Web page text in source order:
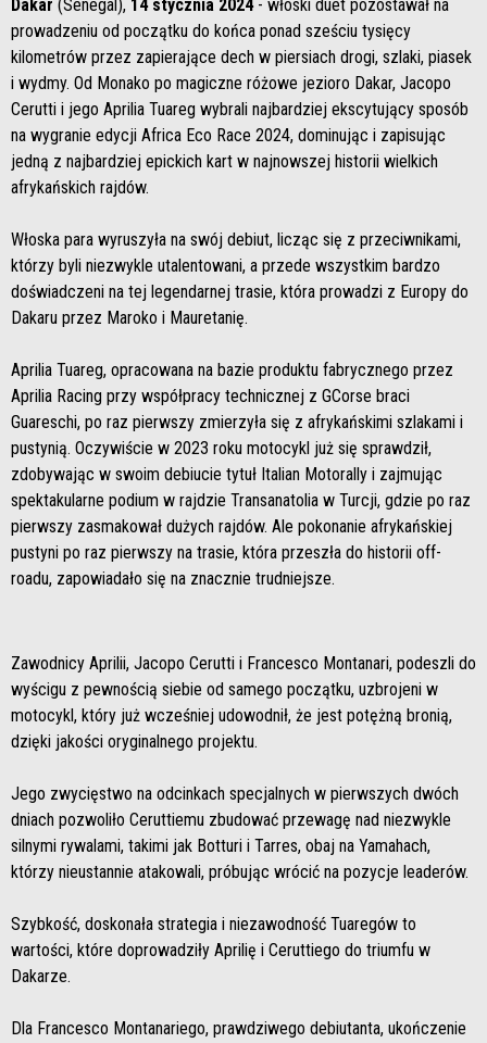
Dakar (Senegal), 14 stycznia 2024- włoski duet pozostawał na
prowadzeniu od początku do końca ponad sześciu tysięcy
kilometrów przez zapierające dech w piersiach drogi, szlaki, piasek
i wydmy. Od Monako po magiczne różowe jezioro Dakar, Jacopo
Cerutti i jego Aprilia Tuareg wybrali najbardziej ekscytujący sposób
na wygranie edycji Africa Eco Race 2024, dominując i zapisując
jedną z najbardziej epickich kart w najnowszej historii wielkich
afrykańskich rajdów.
Włoska para wyruszyła na swój debiut, licząc się z przeciwnikami,
którzy byli niezwykle utalentowani, a przede wszystkim bardzo
doświadczeni na tej legendarnej trasie, która prowadzi z Europy do
Dakaru przez Maroko i Mauretanię.
Aprilia Tuareg, opracowana na bazie produktu fabrycznego przez
Aprilia Racing przy współpracy technicznej z GCorse braci
Guareschi, po raz pierwszy zmierzyła się z afrykańskimi szlakami i
pustynią. Oczywiście w 2023 roku motocykl już się sprawdził,
zdobywając w swoim debiucie tytuł Italian Motorally i zajmując
spektakularne podium w rajdzie Transanatolia w Turcji, gdzie po raz
pierwszy zasmakował dużych rajdów. Ale pokonanie afrykańskiej
pustyni po raz pierwszy na trasie, która przeszła do historii off-
roadu, zapowiadało się na znacznie trudniejsze.
Zawodnicy Aprilii, Jacopo Cerutti i Francesco Montanari, podeszli do
wyścigu z pewnością siebie od samego początku, uzbrojeni w
motocykl, który już wcześniej udowodnił, że jest potężną bronią,
dzięki jakości oryginalnego projektu.
Jego zwycięstwo na odcinkach specjalnych w pierwszych dwóch
dniach pozwoliło Ceruttiemu zbudować przewagę nad niezwykle
silnymi rywalami, takimi jak Botturi i Tarres, obaj na Yamahach,
którzy nieustannie atakowali, próbując wrócić na pozycje leaderów.
Szybkość, doskonała strategia i niezawodność Tuaregów to
wartości, które doprowadziły Aprilię i Ceruttiego do triumfu w
Dakarze.
Dla Francesco Montanariego, prawdziwego debiutanta, ukończenie